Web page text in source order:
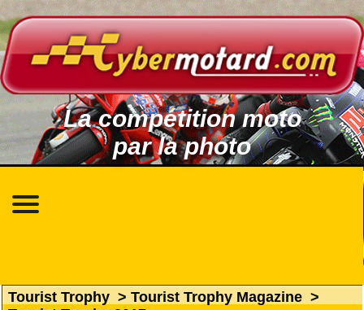
La compétition moto
par la photo
Tourist Trophy > Tourist Trophy Magazine >